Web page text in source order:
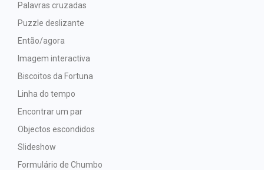
Palavras cruzadas
Puzzle deslizante
Então/agora
Imagem interactiva
Biscoitos da Fortuna
Linha do tempo
Encontrar um par
Objectos escondidos
Slideshow
Formulário de Chumbo